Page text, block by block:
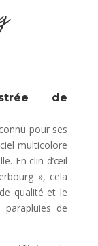
de
pour ses
multicolore
En clin d’œil
», cela
qualité et le
de